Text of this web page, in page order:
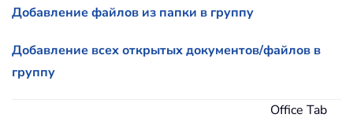
Добавление файлов из папки в группу
Добавление всех открытых документов/файлов в
группу
Office Tab